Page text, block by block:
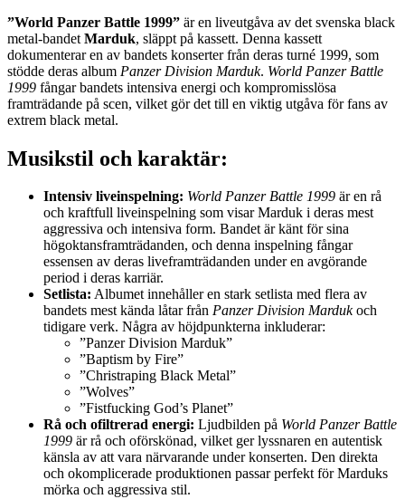
”World Panzer Battle 1999” är en liveutgåva av det svenska black
metal-bandet Marduk, släppt på kassett. Denna kassett
dokumenterar en av bandets konserter från deras turné 1999, som
stödde deras album Panzer Division Marduk. World Panzer Battle
1999 fångar bandets intensiva energi och kompromisslösa
framträdande på scen, vilket gör det till en viktig utgåva för fans av
extrem black metal.
Musikstil och karaktär:
Intensiv liveinspelning: World Panzer Battle 1999 är en rå
och kraftfull liveinspelning som visar Marduk i deras mest
aggressiva och intensiva form. Bandet är känt för sina
högoktansframträdanden, och denna inspelning fångar
essensen av deras liveframträdanden under en avgörande
period i deras karriär.
Setlista: Albumet innehåller en stark setlista med flera av
bandets mest kända låtar från Panzer Division Mardukoch
tidigare verk. Några av höjdpunkterna inkluderar:
”Panzer Division Marduk”
”Baptism by Fire”
”Christraping Black Metal”
”Wolves”
”Fistfucking God’s Planet”
Rå och ofiltrerad energi: Ljudbilden på World Panzer Battle
1999 är rå och oförskönad, vilket ger lyssnaren en autentisk
känsla av att vara närvarande under konserten. Den direkta
och okomplicerade produktionen passar perfekt för Marduks
mörka och aggressiva stil.